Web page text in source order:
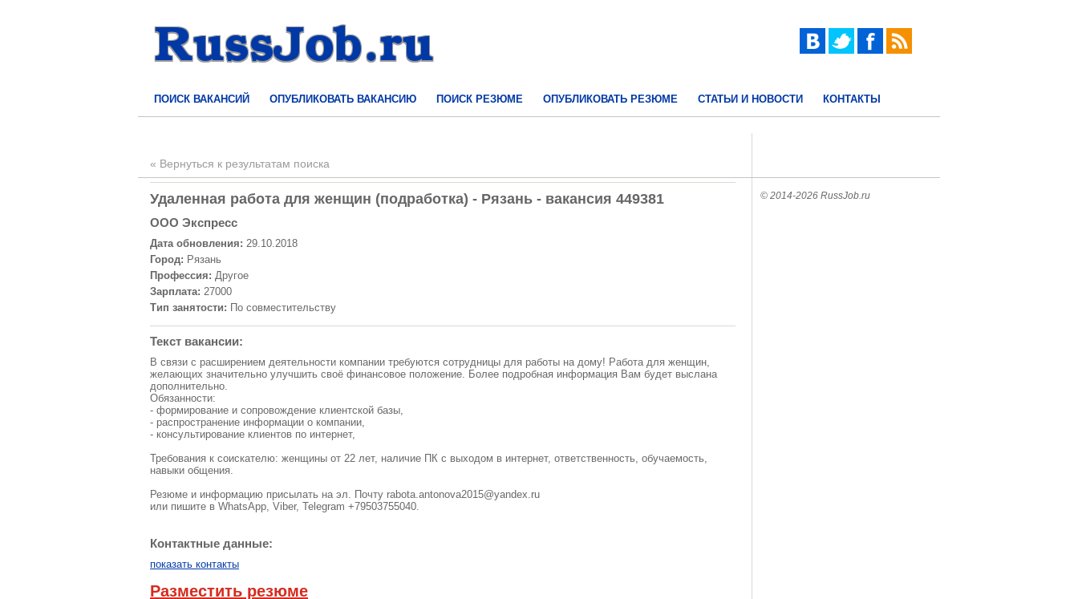
ПОИСК ВАКАНСИЙ ОПУБЛИКОВАТЬ ВАКАНСИЮ ПОИСК РЕЗЮМЕ ОПУБЛИКОВАТЬ РЕЗЮМЕ СТАТЬИ И НОВОСТИ КОНТАКТЫ
« Вернуться к результатам поиска
Удаленная работа для женщин (подработка) - Рязань - вакансия 449381
ООО Экспресс
Дата обновления: 29.10.2018
Город: Рязань
Профессия: Другое
Зарплата: 27000
Тип занятости: По совместительству
Текст вакансии:
В связи с расширением деятельности компании требуются сотрудницы для работы на дому! Работа для женщин,
желающих значительно улучшить своё финансовое положение. Более подробная информация Вам будет выслана
дополнительно.
Обязанности:
- формирование и сопровождение клиентской базы,
- распространение информации о компании,
- консультирование клиентов по интернет,
Требования к соискателю: женщины от 22 лет, наличие ПК с выходом в интернет, ответственность, обучаемость,
навыки общения.
Резюме и информацию присылать на эл. Почту rabota.antonova2015@yandex.ru
или пишите в WhatsApp, Viber, Telegram +79503755040.
Контактные данные:
показать контакты
Разместить резюме
© 2014-2026 RussJob.ru